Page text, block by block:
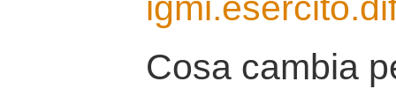
Cosa cambia